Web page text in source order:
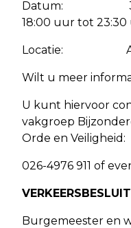
Datum: 30 juli,
18:00 uur tot
Locatie:
Wilt u meer
U kunt hiervoor
vakgroep
Orde en Veiligheid:
026-4976 911 of
Burgemeester en